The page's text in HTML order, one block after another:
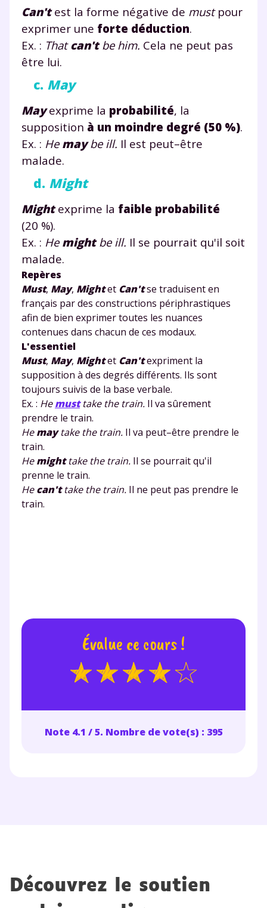
Can'test la forme négative de mustpour
exprimer une forte déduction.
Ex. : Thatcan'tbe him. Cela ne peut pas
être lui.
c. May
Mayexprime la probabilité, la
supposition à un moindre degré (50 %).
Ex. : He maybe ill. Il est peut–être
malade.
d. Might
Mightexprime la faible probabilité
(20 %).
Ex. : He mightbe ill. Il se pourrait qu'il soit
malade.
Repères
Must, May, Mightet Can'tse traduisent en
français par des constructions périphrastiques
afin de bien exprimer toutes les nuances
contenues dans chacun de ces modaux.
L'essentiel
Must, May, Mightet Can'texpriment la
supposition à des degrés différents. Ils sont
toujours suivis de la base verbale.
Ex. : Hemusttake the train. Il va sûrement
prendre le train.
Hemaytake the train. Il va peut–être prendre le
train.
Hemighttake the train. Il se pourrait qu'il
prenne le train.
Hecan'ttake the train. Il ne peut pas prendre le
train.
Évalue ce cours !
Note 4.1 / 5. Nombre de vote(s) : 395
Découvrez le soutien
année scolaire ?